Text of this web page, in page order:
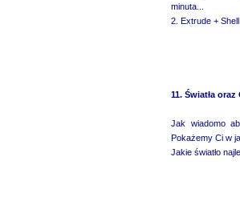
minuta...
2. Extrude +
11. Światła oraz
Jak wiadomo
Pokażemy Ci w
Jakie światło